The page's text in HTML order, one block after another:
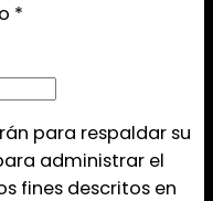
*
para respaldar su
administrar el
fines descritos en